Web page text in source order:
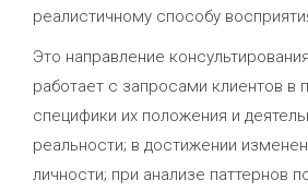
реалистичному способу
Это направление
работает с запросами клиентов в
специфики их положения и
реальности; в достижении
личности; при анализе паттернов